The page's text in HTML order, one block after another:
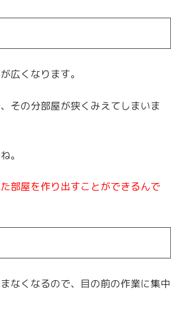
広くなります。
その分部屋が狭くみえてしまいま
。
部屋を作り出すことができるんで
なくなるので、目の前の作業に集中